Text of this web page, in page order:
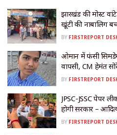
झारखंड की मोस्ट
खूंटी की नाबालिग
BY FIRSTREPORT
​ओमान में फंसी
वापसी, CM हेमंत
BY FIRSTREPORT
JPSC-JSSC पेपर
होगी सरकार –
BY FIRSTREPORT